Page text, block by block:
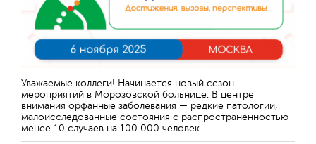
Уважаемые коллеги! Начинается новый сезон
мероприятий в Морозовской больнице. В центре
внимания орфанные заболевания — редкие патологии,
малоисследованные состояния с распространенностью
менее 10 случаев на 100 000 человек.